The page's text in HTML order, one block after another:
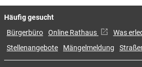
Häufig gesucht
Bürgerbüro Online Rathaus
Was
Stellenangebote
Mängelmeldung